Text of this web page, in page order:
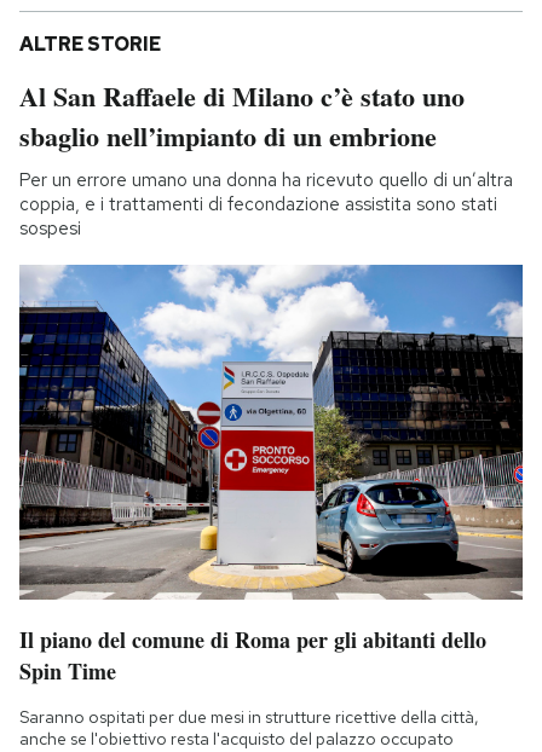
ALTRE STORIE
Al San Raffaele di Milano c’è stato uno
sbaglio nell’impianto di un embrione
Per un errore umano una donna ha ricevuto quello di un’altra
coppia, e i trattamenti di fecondazione assistita sono stati
sospesi
Il piano del comune di Roma per gli abitanti dello
Spin Time
Saranno ospitati per due mesi in strutture ricettive della città,
anche se l'obiettivo resta l'acquisto del palazzo occupato